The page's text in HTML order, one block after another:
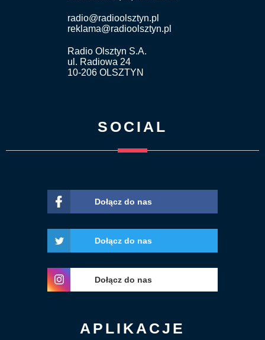
radio@radioolsztyn.pl
reklama@radioolsztyn.pl
Radio Olsztyn S.A.
ul. Radiowa 24
10-206 OLSZTYN
SOCIAL
Dołącz do nas
Dołącz do nas
Dołącz do nas
APLIKACJE